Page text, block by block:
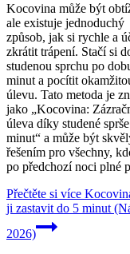
Kocovina může být
ale existuje jednoduchý
způsob, jak si rychle a
zkrátit trápení. Stačí si
studenou sprchu po
minut a pocítit
úlevu. Tato metoda je
jako „Kocovina:
úleva díky studené
minut“ a může být
řešením pro všechny,
po předchozí noci plné
Přečtěte si více
ji zastavit do 5 minut
2026)